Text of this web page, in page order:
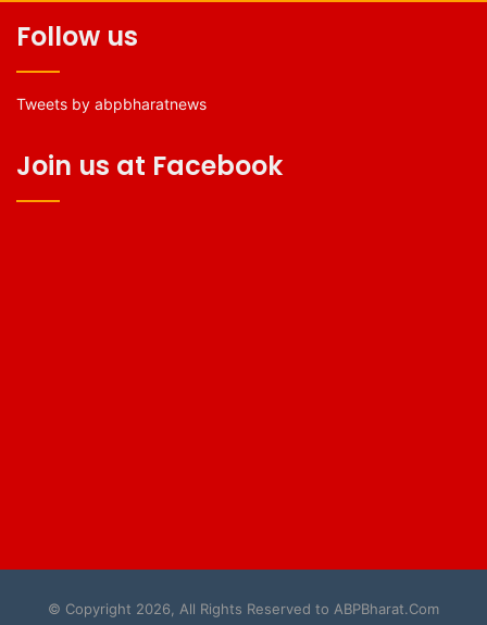
Follow us
Tweets by abpbharatnews
Join us at Facebook
© Copyright 2026, All Rights Reserved to ABPBharat.Com